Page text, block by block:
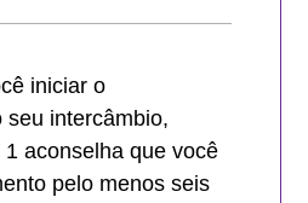
iniciar o
seu intercâmbio,
1 aconselha que você
pelo menos seis